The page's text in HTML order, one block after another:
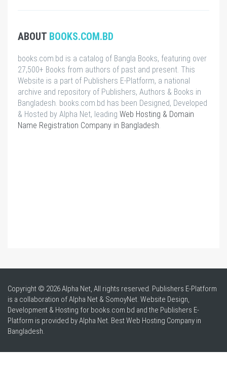
ABOUT BOOKS.COM.BD
books.com.bd is a catalog of Bangla Books, featuring over
27,500+ Books from authors of past and present. This
Website is a part of Publishers E-Platform, a national
archive and repository of Publishers, Authors & Books in
Bangladesh. books.com.bd has been Designed, Developed
& Hosted by Alpha Net, leading Web Hosting & Domain
Name Registration Company in Bangladesh.
Copyright © 2026 Alpha Net, All rights reserved. Publishers E-Platform
is a collaboration of Alpha Net & SomoyNet. Website Design,
Development & Hosting for books.com.bd and the Publishers E-
Platform is provided by Alpha Net. BestWeb Hosting Company in
Bangladesh.